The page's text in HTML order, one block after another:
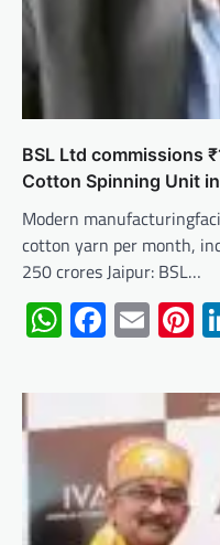
BSL Ltd commissions
Cotton Spinning Unit
Modern
cotton yarn per month,
250 crores Jaipur: BSL…
WhatsApp